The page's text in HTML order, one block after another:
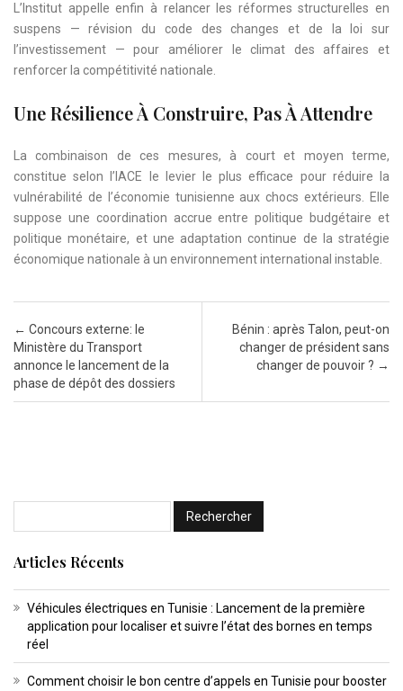
L’Institut appelle enfin à relancer les réformes structurelles en
suspens — révision du code des changes et de la loi sur
l’investissement — pour améliorer le climat des affaires et
renforcer la compétitivité nationale.
Une Résilience À Construire, Pas À Attendre
La combinaison de ces mesures, à court et moyen terme,
constitue selon l’IACE le levier le plus efficace pour réduire la
vulnérabilité de l’économie tunisienne aux chocs extérieurs. Elle
suppose une coordination accrue entre politique budgétaire et
politique monétaire, et une adaptation continue de la stratégie
économique nationale à un environnement international instable.
Post navigation
← Concours externe: le
Ministère du Transport
annonce le lancement de la
phase de dépôt des dossiers
Bénin : après Talon, peut-on
changer de président sans
changer de pouvoir ? →
Articles Récents
Véhicules électriques en Tunisie : Lancement de la première
application pour localiser et suivre l’état des bornes en temps
réel
Comment choisir le bon centre d’appels en Tunisie pour booster